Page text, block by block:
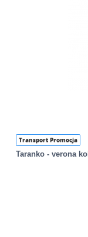
Transport Promocja
Taranko - verona